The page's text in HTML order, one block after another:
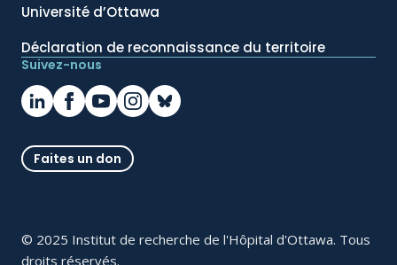
Université d’Ottawa
Déclaration de reconnaissance du territoire
Suivez-nous
Faites un don
© 2025 Institut de recherche de l'Hôpital d'Ottawa. Tous
droits réservés.